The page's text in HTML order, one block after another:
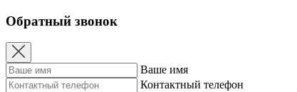
Обратный звонок
Ваше имя
Контактный телефон